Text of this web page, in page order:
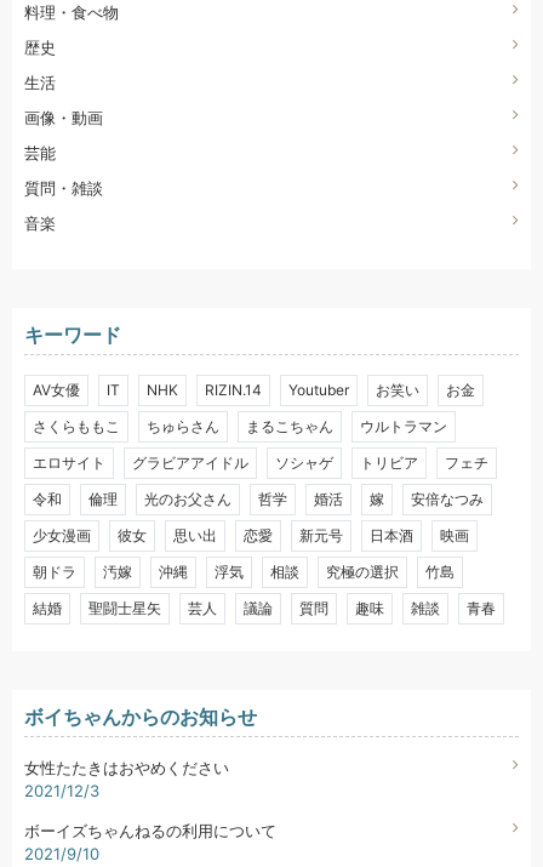
料理・食べ物
歴史
生活
画像・動画
芸能
質問・雑談
音楽
キーワード
AV女優 IT NHK RIZIN.14 Youtuber お笑い
お金
さくらももこ
ちゅらさん まるこちゃん
ウルトラマン
エロサイト
グラビアアイドル ソシャゲ トリビア
フェチ
令和
倫理 光のお父さん 哲学 婚活 嫁
安倍なつみ
少女漫画
彼女 思い出 恋愛 新元号 日本酒
映画
朝ドラ
汚嫁 沖縄 浮気 相談 究極の選択
竹島
結婚
聖闘士星矢 芸人 議論 質問 趣味 雑談 青春
ボイちゃんからのお知らせ
女性たたきはおやめください
2021/12/3
ボーイズちゃんねるの利用について
2021/9/10